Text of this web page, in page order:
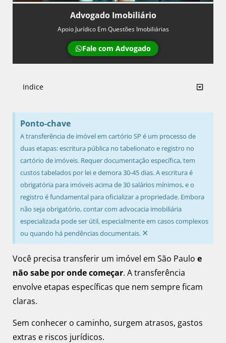
Advogado Imobiliário
Apoio Jurídico Em Questões Imobiliárias
Fale com Advogado
Indice
Ponto-chave
A transferência de imóvel em cartório SP é um processo de
duas etapas: escritura pública no tabelionato e registro no
cartório de imóveis. Requer documentação específica, tem
custos tabelados por lei e demora 30-45 dias. A escritura é
obrigatória para imóveis acima de 30 salários mínimos, e o
registro é fundamental para oficializar a propriedade. Embora
não seja obrigatório, contar com advocacia imobiliária
especializada pode ser útil, especialmente em casos complexos
ou quando há pendências documentais. ×
Você precisa transferir um imóvel em São Paulo e
não sabe por onde começar. A transferência
envolve etapas específicas que nem sempre ficam
claras.
Sem conhecer o caminho, surgem atrasos, gastos
extras e riscos jurídicos.